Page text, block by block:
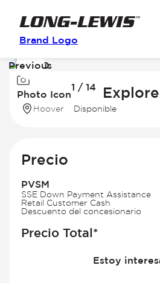
Brand Logo
Image
of
Photo Icon
1 / 14
Previous
2026 Ford
Hoover Disponible
Precio
PVSM
SSE Down Payment Assistance
Retail Customer Cash
Descuento del concesionario
Precio Total*
Estoy